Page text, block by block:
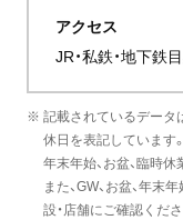
アクセス
JR・私鉄・地下鉄
※ 記載されているデータ
休日を表記しています。
年末年始、お盆、臨時
また、GW、お盆、年
設・店舗にご確認くださ